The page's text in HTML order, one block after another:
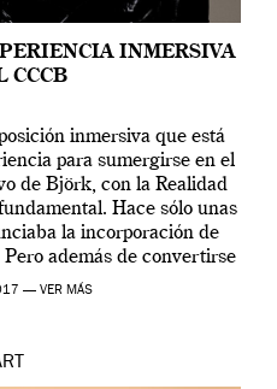
INMERSIVA
CCCB
inmersiva que está
para sumergirse en el
de Björk, con la Realidad
Hace sólo unas
la incorporación de
además de convertirse
más relevantes […]
— VER MÁS